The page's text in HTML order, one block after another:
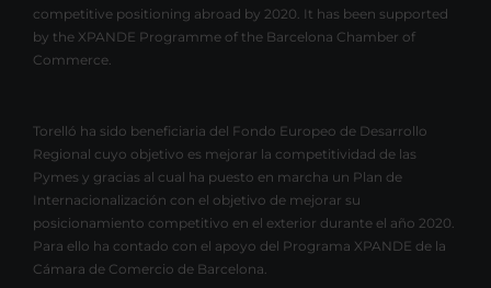
competitive positioning abroad by 2020. It has been supported
by the XPANDE Programme of the Barcelona Chamber of
Commerce.
Torelló ha sido beneficiaria del Fondo Europeo de Desarrollo
Regional cuyo objetivo es mejorar la competitividad de las
Pymes y gracias al cual ha puesto en marcha un Plan de
Internacionalización con el objetivo de mejorar su
posicionamiento competitivo en el exterior durante el año 2020.
Para ello ha contado con el apoyo del Programa XPANDE de la
Cámara de Comercio de Barcelona.